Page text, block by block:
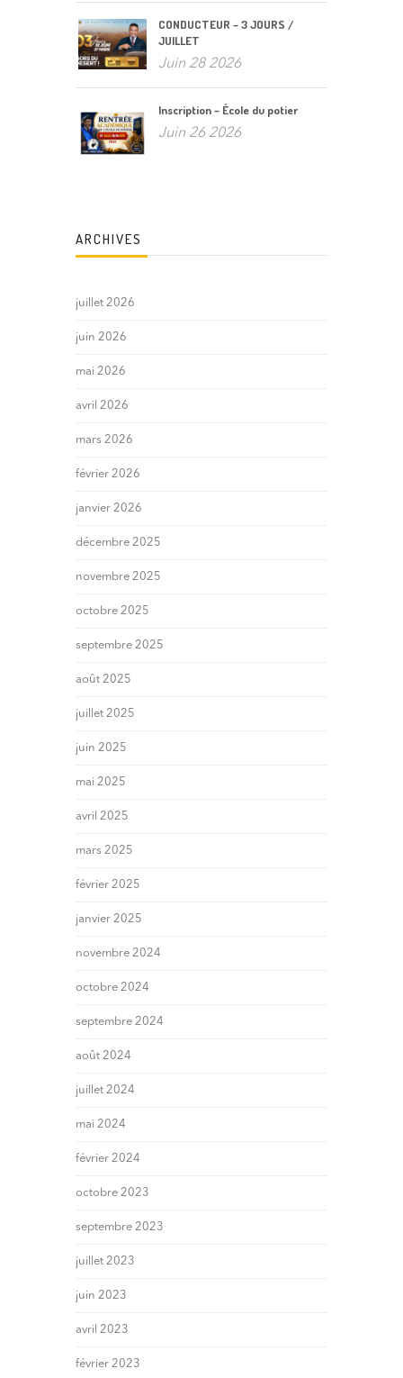
CONDUCTEUR – 3 JOURS /
JUILLET
Juin 28 2026
Inscription – École du potier
Juin 26 2026
ARCHIVES
juillet 2026
juin 2026
mai 2026
avril 2026
mars 2026
février 2026
janvier 2026
décembre 2025
novembre 2025
octobre 2025
septembre 2025
août 2025
juillet 2025
juin 2025
mai 2025
avril 2025
mars 2025
février 2025
janvier 2025
novembre 2024
octobre 2024
septembre 2024
août 2024
juillet 2024
mai 2024
février 2024
octobre 2023
septembre 2023
juillet 2023
juin 2023
avril 2023
février 2023